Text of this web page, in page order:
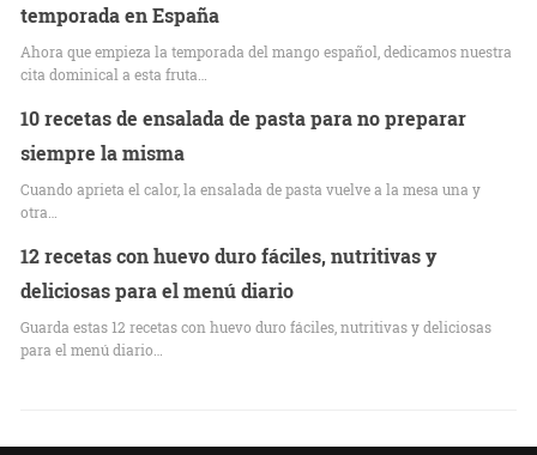
temporada en España
Ahora que empieza la temporada del mango español, dedicamos nuestra
cita dominical a esta fruta…
10 recetas de ensalada de pasta para no preparar
siempre la misma
Cuando aprieta el calor, la ensalada de pasta vuelve a la mesa una y
otra…
12 recetas con huevo duro fáciles, nutritivas y
deliciosas para el menú diario
Guarda estas 12 recetas con huevo duro fáciles, nutritivas y deliciosas
para el menú diario…